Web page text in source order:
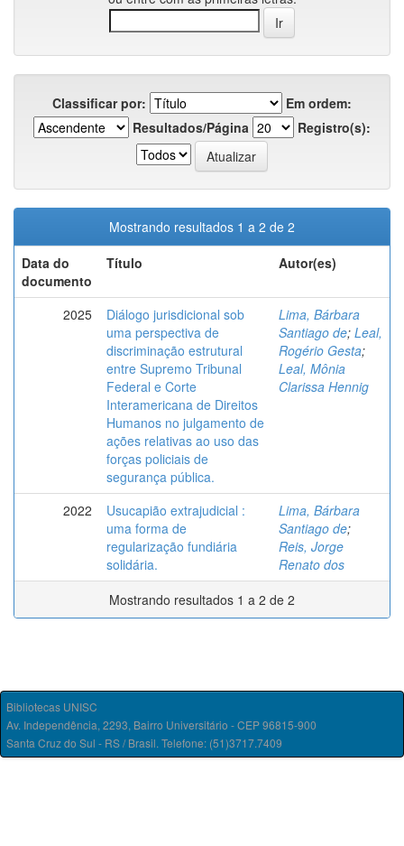
Classificar por:
Em ordem:
Resultados/Página
Registro(s):
Mostrando resultados 1 a 2 de 2
Data do
documento
Título Autor(es)
2025
Diálogo jurisdicional sob
uma perspectiva de
discriminação estrutural
entre Supremo Tribunal
Federal e Corte
Interamericana de Direitos
Humanos no julgamento de
ações relativas ao uso das
forças policiais de
segurança pública.
Lima, Bárbara
Santiago de; Leal,
Rogério Gesta;
Leal, Mônia
Clarissa Hennig
2022
Usucapião extrajudicial :
uma forma de
regularização fundiária
solidária.
Lima, Bárbara
Santiago de;
Reis, Jorge
Renato dos
Mostrando resultados 1 a 2 de 2
Bibliotecas UNISC
Av. Independência, 2293, Bairro Universitário - CEP 96815-900
Santa Cruz do Sul - RS / Brasil. Telefone: (51)3717.7409